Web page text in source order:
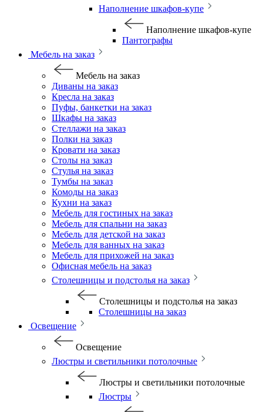
Наполнение шкафов-купе
Наполнение шкафов-купе
Пантографы
Мебель на заказ
Мебель на заказ
Диваны на заказ
Кресла на заказ
Пуфы, банкетки на заказ
Шкафы на заказ
Стеллажи на заказ
Полки на заказ
Кровати на заказ
Столы на заказ
Стулья на заказ
Тумбы на заказ
Комоды на заказ
Кухни на заказ
Мебель для гостиных на заказ
Мебель для спальни на заказ
Мебель для детской на заказ
Мебель для ванных на заказ
Мебель для прихожей на заказ
Офисная мебель на заказ
Столешницы и подстолья на заказ
Столешницы и подстолья на заказ
Столешницы на заказ
Освещение
Освещение
Люстры и светильники потолочные
Люстры и светильники потолочные
Люстры